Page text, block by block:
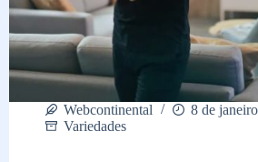
Webcontinental
8 de
Variedades